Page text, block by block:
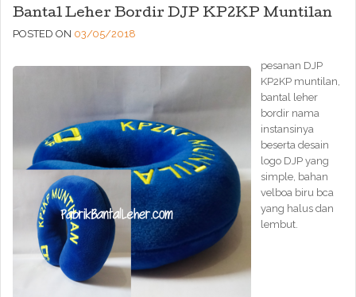
Bantal Leher Bordir DJP KP2KP Muntilan
POSTED ON 03/05/2018
pesanan DJP
KP2KP muntilan,
bantal leher
bordir nama
instansinya
beserta desain
logo DJP yang
simple, bahan
velboa biru bca
yang halus dan
lembut.